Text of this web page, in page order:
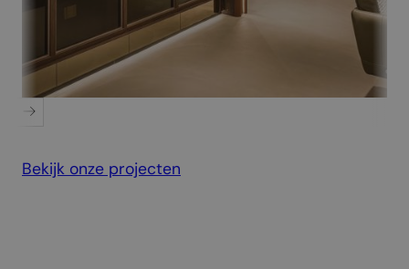
PSV Executive Floor
Bekijk onze projecten